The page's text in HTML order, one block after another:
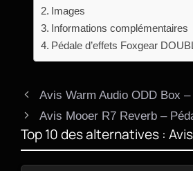
Images
Informations complémentaires
Pédale d’effets Foxgear
Avis Warm Audio ODD Box –
Avis Mooer R7 Reverb –
Top 10 des alternatives :